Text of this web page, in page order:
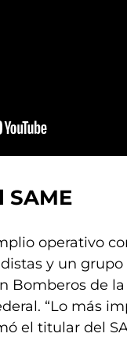
operativo
y un grupo
Bomberos de
“Lo más
el titular del